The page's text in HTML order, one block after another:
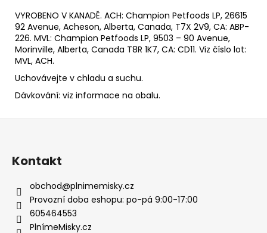
VYROBENO V KANADĚ. ACH: Champion Petfoods LP, 26615
92 Avenue, Acheson, Alberta, Canada, T7X 2V9, CA: ABP-
226. MVL: Champion Petfoods LP, 9503 – 90 Avenue,
Morinville, Alberta, Canada T8R 1K7, CA: CD11. Viz číslo lot:
MVL, ACH.
Uchovávejte v chladu a suchu.
Dávkování: viz informace na obalu.
Z
Kontakt
obchod@plnimemisky.cz
Provozní doba eshopu: po-pá 9:00-17:00
605464553
PlnímeMisky.cz